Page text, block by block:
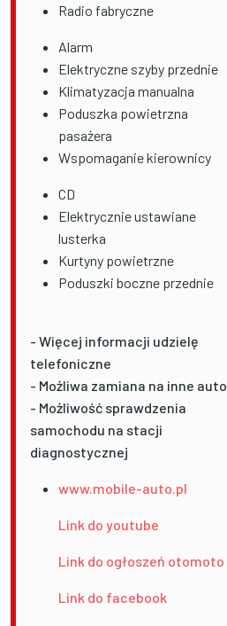
Radio fabryczne
Alarm
Elektryczne szyby przednie
Klimatyzacja manualna
Poduszka powietrzna
pasażera
Wspomaganie kierownicy
CD
Elektrycznie ustawiane
lusterka
Kurtyny powietrzne
Poduszki boczne przednie
- Więcej informacji udzielę
telefoniczne
- Możliwa zamiana na inne auto
- Możliwość sprawdzenia
samochodu na stacji
diagnostycznej
www.mobile-auto.pl
Link do youtube
Link do ogłoszeń otomoto
Link do facebook